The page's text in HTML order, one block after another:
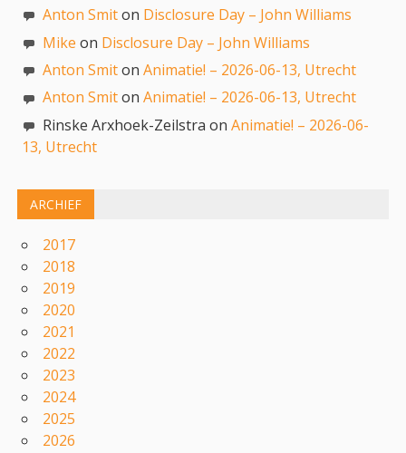
Anton Smiton Disclosure Day – John Williams
Mike on Disclosure Day – John Williams
Anton SmitonAnimatie! – 2026-06-13, Utrecht
Anton SmitonAnimatie! – 2026-06-13, Utrecht
Rinske Arxhoek-Zeilstra onAnimatie! – 2026-06-
13, Utrecht
ARCHIEF
2017
2018
2019
2020
2021
2022
2023
2024
2025
2026